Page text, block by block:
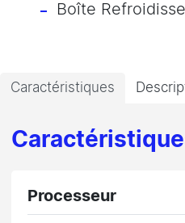
Boîte
Caractéristiques
Processeur